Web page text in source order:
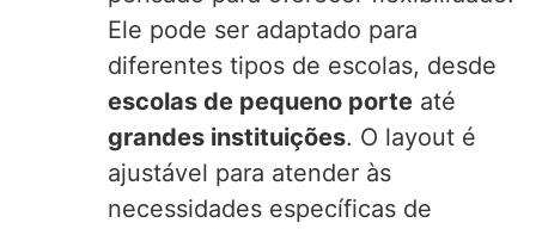
Ele pode ser adaptado para
diferentes tipos de escolas, desde
escolas de pequeno porte até
grandes instituições. O layout é
ajustável para atender às
necessidades específicas de